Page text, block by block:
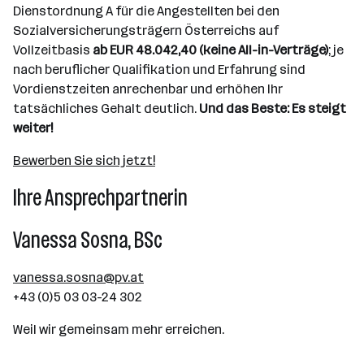
Dienstordnung A für die Angestellten bei den
Sozialversicherungsträgern Österreichs auf
Vollzeitbasis ab EUR 48.042,40 (keine All-in-Verträge); je
nach beruflicher Qualifikation und Erfahrung sind
Vordienstzeiten anrechenbar und erhöhen Ihr
tatsächliches Gehalt deutlich. Und das Beste: Es steigt
weiter!
Bewerben Sie sich jetzt!
Ihre Ansprechpartnerin
Vanessa Sosna, BSc
vanessa.sosna@pv.at
+43 (0)5 03 03-24 302
Weil wir gemeinsam mehr erreichen.